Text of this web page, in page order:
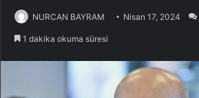
NURCAN BAYRAM Nisan 17, 2024
1 dakika okuma süresi